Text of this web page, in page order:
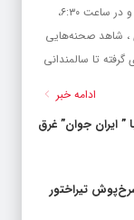
مجرب برگزار می‌شود. صبح امروز، پس از طلوع آفتاب و در ساعت ۶:۳۰،
، شاهد صحنه‌هایی
گرفته تا سالمندانی
ادامه خبر
” ایران جوان” غرق
تیراختور